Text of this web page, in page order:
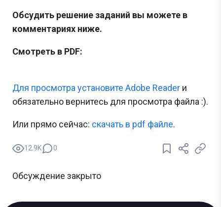
Обсудить решение заданий вы можете в
комментариях ниже.
Смотреть в PDF:
Для просмотра установите Adobe Reader и
обязательно вернитесь для просмотра файла :).
Или прямо сейчас: cкачать в pdf файле.
12.9K 0
Обсуждение закрыто